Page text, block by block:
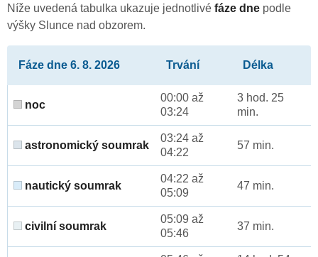
Níže uvedená tabulka ukazuje jednotlivé fáze dne podle
výšky Slunce nad obzorem.
Fáze dne 6. 8. 2026 Trvání Délka
noc
00:00 až
03:24
3 hod. 25
min.
astronomický soumrak
03:24 až
04:22
57 min.
nautický soumrak
04:22 až
05:09
47 min.
civilní soumrak
05:09 až
05:46
37 min.